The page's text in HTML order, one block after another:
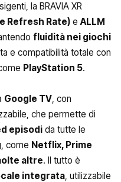
la BRAVIA XR
Refresh Rate) eALLM
fluidità nei giochi
e compatibilità totale con
PlayStation 5.
Google TV , con
che permette di
episodi da tutte le
come Netflix, Prime
altre. Il tutto è
integrata , utilizzabile